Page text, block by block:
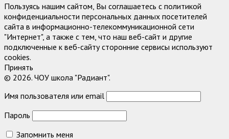
Пользуясь нашим сайтом, Вы соглашаетесь с политикой
конфиденциальности персональных данных посетителей
сайта в информационно-телекоммуникационной сети
"Интернет", а также с тем, что наш веб-сайт и другие
подключенные к веб-сайту сторонние сервисы используют
cookies.
Принять
© 2026. ЧОУ школа "Радиант".
Имя пользователя или email
Пароль
Запомнить меня